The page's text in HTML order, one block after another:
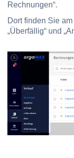
Rechnungen“.
Dort finden Sie
„Überfällig“ und